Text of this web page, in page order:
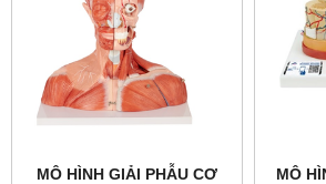
MÔ HÌNH GIẢI PHẪU CƠ
MÔ